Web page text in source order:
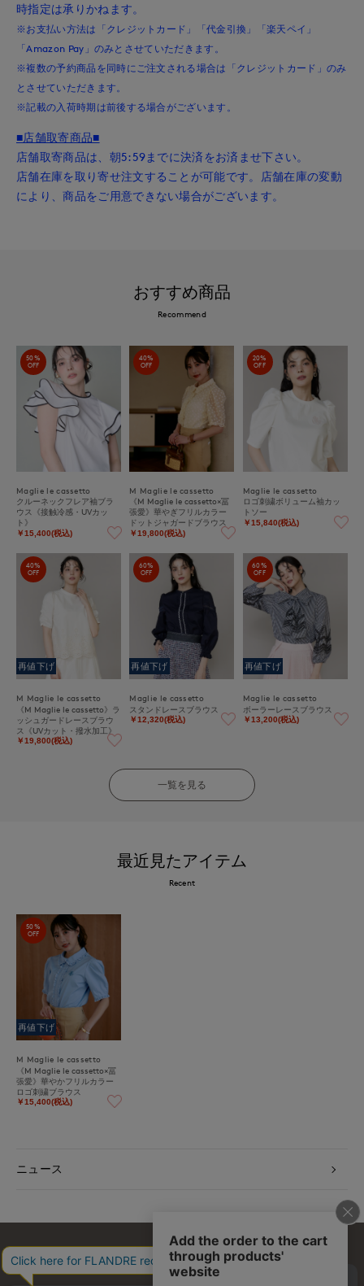
時指定は承りかねます。
※お支払い方法は「クレジットカード」「代金引換」「楽天ペイ」
「Amazon Pay」のみとさせていただきます。
※複数の予約商品を同時にご注文される場合は「クレジットカード」のみ
とさせていただきます。
※記載の入荷時期は前後する場合がございます。
■店舗取寄商品■
店舗取寄商品は、朝5:59までに決済をお済ませ下さい。
店舗在庫を取り寄せ注文することが可能です。店舗在庫の変動
により、商品をご用意できない場合がございます。
おすすめ商品
Recommend
50%
OFF
Maglie le cassetto
クルーネックフレア袖ブラ
ウス《接触冷感・UVカッ
ト》
￥15,400(税込)
40%
OFF
M Maglie le cassetto
《M Maglie le cassetto×冨
張愛》華やぎフリルカラー
ドットジャガードブラウス
￥19,800(税込)
20%
OFF
Maglie le cassetto
ロゴ刺繍ボリューム袖カッ
トソー
￥15,840(税込)
40%
OFF
再値下げ
M Maglie le cassetto
《M Maglie le cassetto》ラ
ッシュガードレースブラウ
ス《UVカット・撥水加工》
￥19,800(税込)
60%
OFF
再値下げ
Maglie le cassetto
スタンドレースブラウス
￥12,320(税込)
60%
OFF
再値下げ
Maglie le cassetto
ボーラーレースブラウス
￥13,200(税込)
一覧を見る
最近見たアイテム
Recent
50%
OFF
再値下げ
M Maglie le cassetto
《M Maglie le cassetto×冨
張愛》華やかフリルカラー
ロゴ刺繍ブラウス
￥15,400(税込)
ニュース